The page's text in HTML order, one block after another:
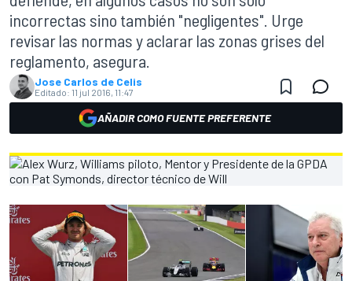
incorrectas sino también "negligentes". Urge
revisar las normas y aclarar las zonas grises del
reglamento, asegura.
Jose Carlos de Celis
Editado: 11 jul 2016, 11:47
AÑADIR COMO FUENTE PREFERENTE